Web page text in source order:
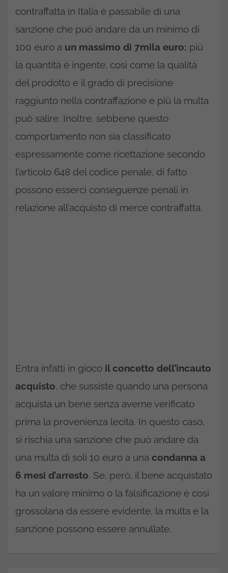
contraffatta in Italia è passabile di una
sanzione che può andare da un minimo di
100 euro a un massimo di 7mila euro: più
la quantità è ingente, così come la qualità
del prodotto e il grado di precisione
raggiunto nella contraffazione e più la multa
può salire. Inoltre, sebbene questo
comportamento non sia classificato
espressamente come ricettazione secondo
l’articolo 648 del codice penale, di fatto
possono esserci conseguenze penali in
relazione all’acquisto di merce contraffatta.
Entra infatti in gioco il concetto dell’incauto
acquisto, che sussiste quando una persona
acquista un bene senza averne verificato
prima la provenienza lecita. In questo caso,
si rischia una sanzione che può andare da
una multa di soli 10 euro a una condanna a
6 mesi d’arresto. Se, però, il bene acquistato
ha un valore minimo o la falsificazione è così
grossolana da essere evidente, la multa e la
sanzione possono essere annullate.